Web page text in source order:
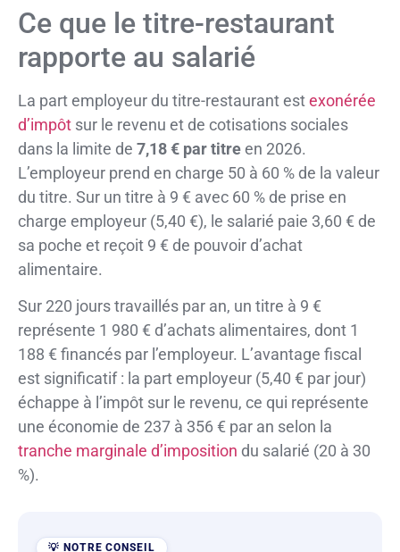
Ce que le titre-restaurant
rapporte au salarié
La part employeur du titre-restaurant estexonérée
d’impôt sur le revenu et de cotisations sociales
dans la limite de 7,18 € par titreen 2026.
L’employeur prend en charge 50 à 60 % de la valeur
du titre. Sur un titre à 9 € avec 60 % de prise en
charge employeur (5,40 €), le salarié paie 3,60 € de
sa poche et reçoit 9 € de pouvoir d’achat
alimentaire.
Sur 220 jours travaillés par an, un titre à 9 €
représente 1 980 € d’achats alimentaires, dont 1
188 € financés par l’employeur. L’avantage fiscal
est significatif : la part employeur (5,40 € par jour)
échappe à l’impôt sur le revenu, ce qui représente
une économie de 237 à 356 € par an selon la
tranche marginale d’imposition du salarié (20 à 30
%).